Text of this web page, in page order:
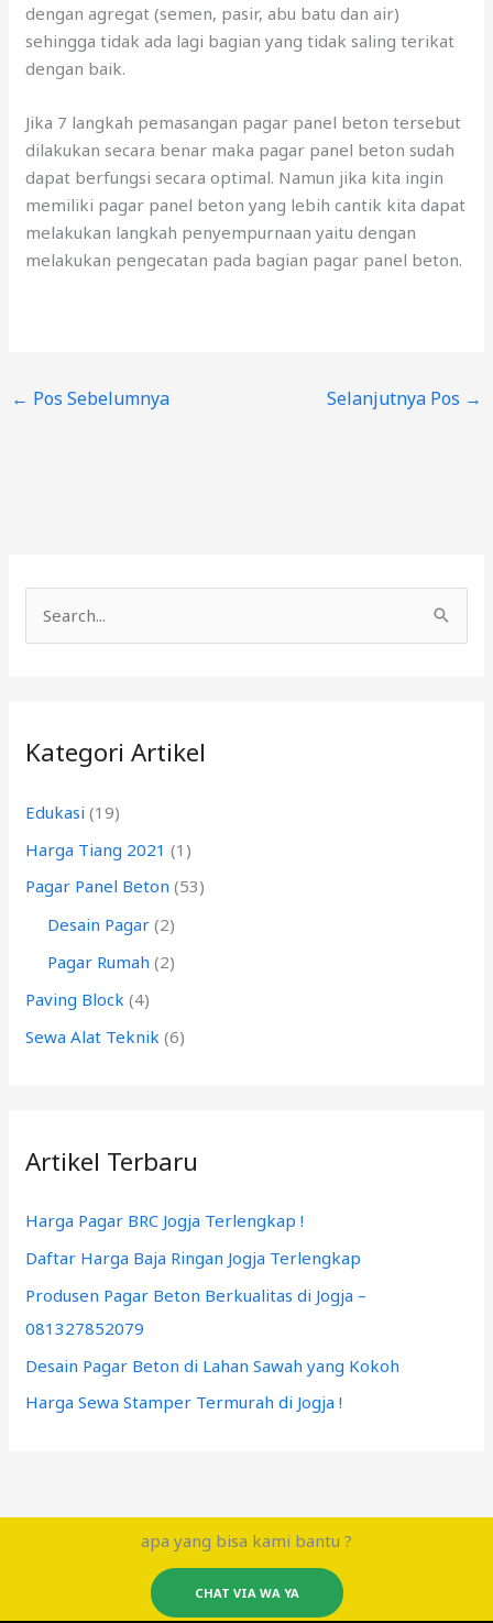
dengan agregat (semen, pasir, abu batu dan air)
sehingga tidak ada lagi bagian yang tidak saling terikat
dengan baik.
Jika 7 langkah pemasangan pagar panel beton tersebut
dilakukan secara benar maka pagar panel beton sudah
dapat berfungsi secara optimal. Namun jika kita ingin
memiliki pagar panel beton yang lebih cantik kita dapat
melakukan langkah penyempurnaan yaitu dengan
melakukan pengecatan pada bagian pagar panel beton.
← Pos Sebelumnya Selanjutnya Pos →
u
t
u
k
Kategori Artikel
Edukasi (19)
Harga Tiang 2021 (1)
Pagar Panel Beton (53)
Desain Pagar (2)
Pagar Rumah (2)
Paving Block (4)
Sewa Alat Teknik (6)
Artikel Terbaru
Harga Pagar BRC Jogja Terlengkap !
Daftar Harga Baja Ringan Jogja Terlengkap
Produsen Pagar Beton Berkualitas di Jogja –
081327852079
Desain Pagar Beton di Lahan Sawah yang Kokoh
Harga Sewa Stamper Termurah di Jogja !
apa yang bisa kami bantu ?
CHAT VIA WA YA